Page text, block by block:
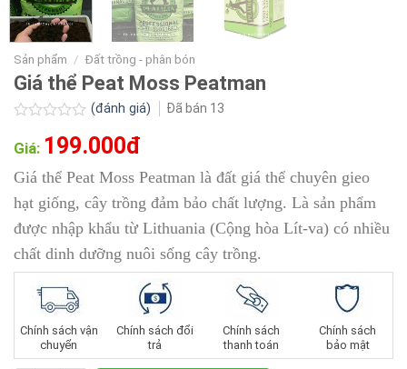
Sản phẩm / Đất trồng - phân bón
Giá thể Peat Moss Peatman
xếp
0.0
sao
(đánh giá) Đã bán 13
Giá: 199.000đ
Giá thể Peat Moss Peatman là đất giá thể chuyên gieo
hạt giống, cây trồng đảm bảo chất lượng. Là sản phẩm
được nhập khẩu từ Lithuania (Cộng hòa Lít-va) có nhiều
chất dinh dưỡng nuôi sống cây trồng.
Chính sách vận
chuyển
Chính sách đổi
trả
Chính sách
thanh toán
Chính sách
bảo mật